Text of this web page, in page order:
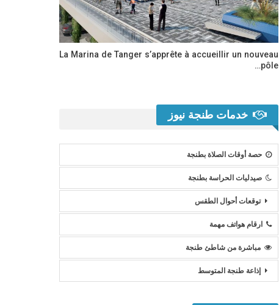
La Marina de Tanger s’apprête à accueillir un nouveau
pôle…
خدمات طنجة نيوز
حصة أوقات الصلاة بطنجة
صيدليات الحراسة بطنجة
توقعات أحوال الطقس
ارقام هواتف مهمة
مباشرة من شاطئ طنجة
إذاعة طنجة المتوسط